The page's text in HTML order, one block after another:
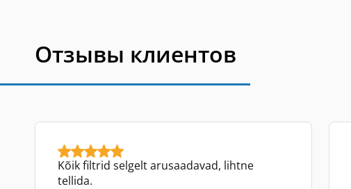
Отзывы клиентов
Kõik filtrid selgelt arusaadavad, lihtne
tellida.